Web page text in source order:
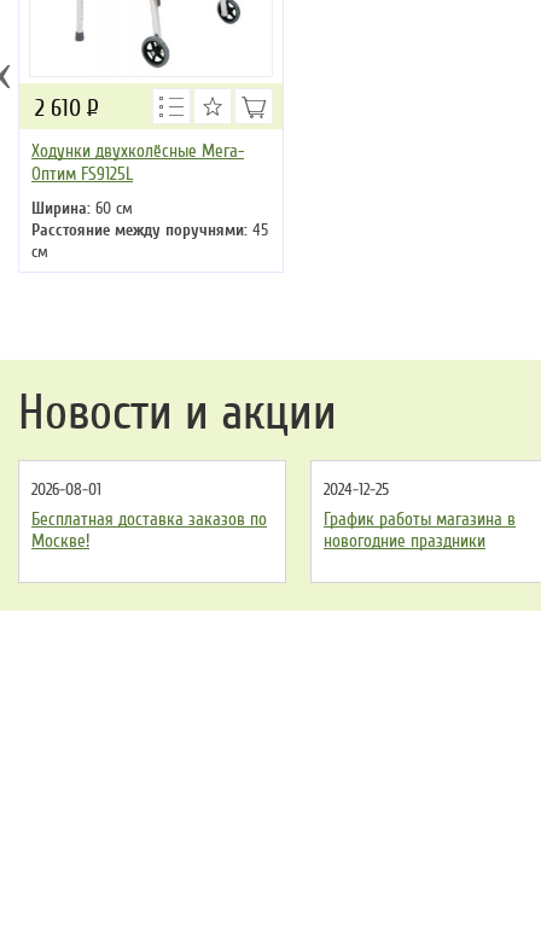
Ходунки двухколёсные Мега-
Оптим FS9125L
Ширина: 60 см
Расстояние между поручнями: 45
см
Регулируемая высота:79-96.5 см
2 610 Р
Новости и акции
2026-08-01
Бесплатная доставка заказов по
Москве!
2024-12-25
График работы магазина в
новогодние праздники